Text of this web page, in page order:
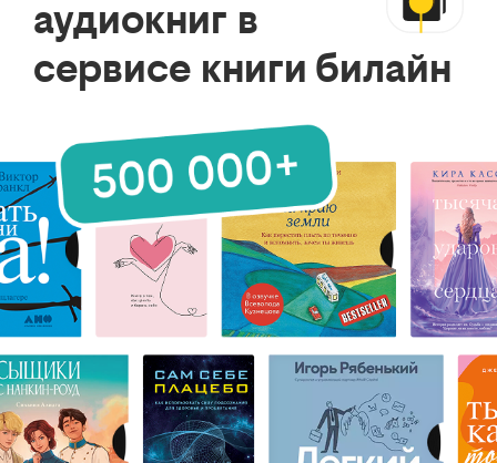
аудиокниг в
сервисе книги билайн